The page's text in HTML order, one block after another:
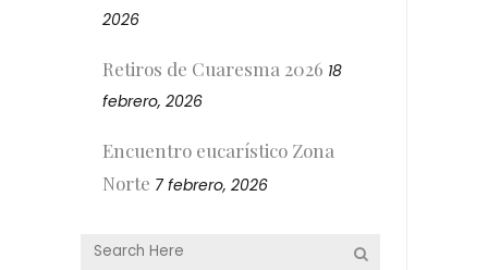
2026
Retiros de Cuaresma 2026 18
febrero, 2026
Encuentro eucarístico Zona
Norte 7 febrero, 2026